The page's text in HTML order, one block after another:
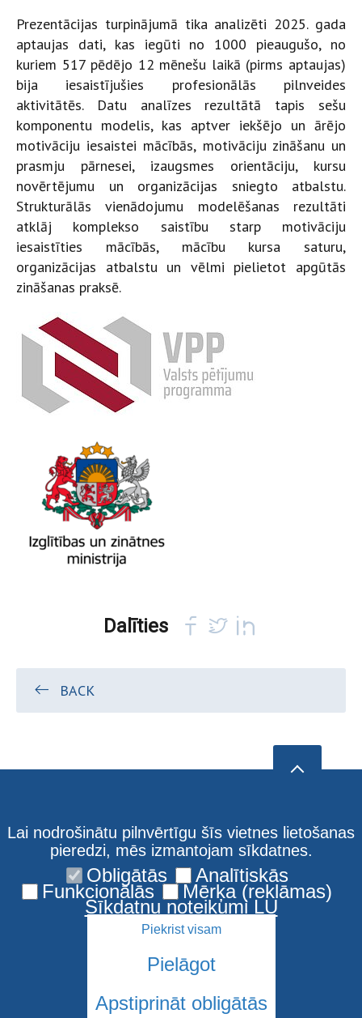
Prezentācijas turpinājumā tika analizēti 2025. gada
aptaujas dati, kas iegūti no 1000 pieaugušo, no
kuriem 517 pēdējo 12 mēnešu laikā (pirms aptaujas)
bija iesaistījušies profesionālās pilnveides
aktivitātēs. Datu analīzes rezultātā tapis sešu
komponentu modelis, kas aptver iekšējo un ārējo
motivāciju iesaistei mācībās, motivāciju zināšanu un
prasmju pārnesei, izaugsmes orientāciju, kursu
novērtējumu un organizācijas sniegto atbalstu.
Strukturālās vienādojumu modelēšanas rezultāti
atklāj komplekso saistību starp motivāciju
iesaistīties mācībās, mācību kursa saturu,
organizācijas atbalstu un vēlmi pielietot apgūtās
zināšanas praksē.
Dalīties
BACK
Lai nodrošinātu pilnvērtīgu šīs vietnes lietošanas
pieredzi, mēs izmantojam sīkdatnes.
Obligātās Analītiskās
Funkcionālās Mērķa (reklāmas)
Sīkdatņu noteikumi LU
Piekrist visam
Pielāgot
Apstiprināt obligātās